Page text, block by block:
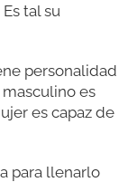
tal su
personalidad
es
es capaz de
para llenarlo